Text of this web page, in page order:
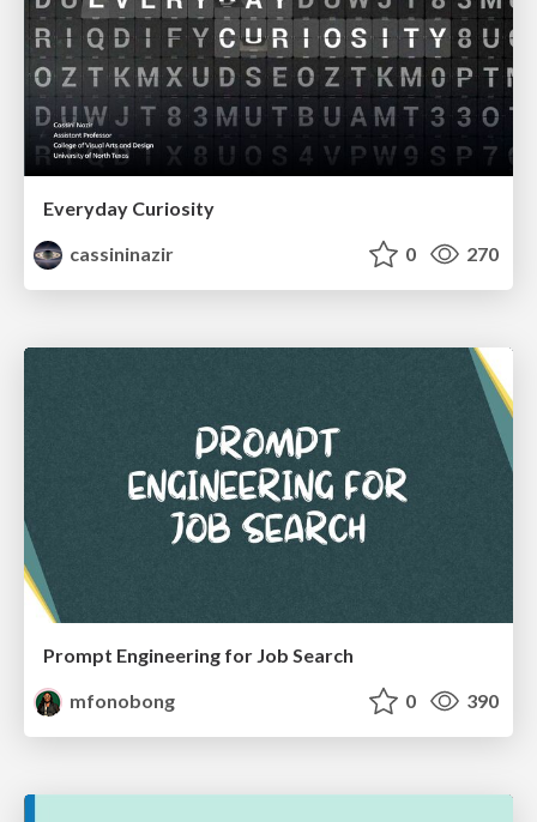
Everyday Curiosity
cassininazir
0 270
Prompt Engineering for Job Search
mfonobong
0 390